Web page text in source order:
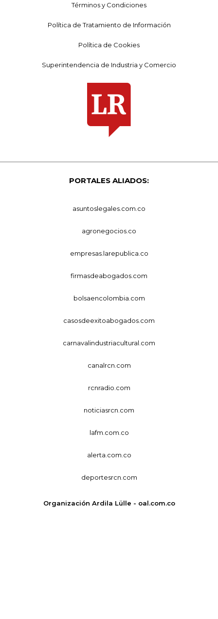
Términos y Condiciones
Política de Tratamiento de Información
Política de Cookies
Superintendencia de Industria y Comercio
PORTALES ALIADOS:
asuntoslegales.com.co
agronegocios.co
empresas.larepublica.co
firmasdeabogados.com
bolsaencolombia.com
casosdeexitoabogados.com
carnavalindustriacultural.com
canalrcn.com
rcnradio.com
noticiasrcn.com
lafm.com.co
alerta.com.co
deportesrcn.com
Organización Ardila Lülle - oal.com.co